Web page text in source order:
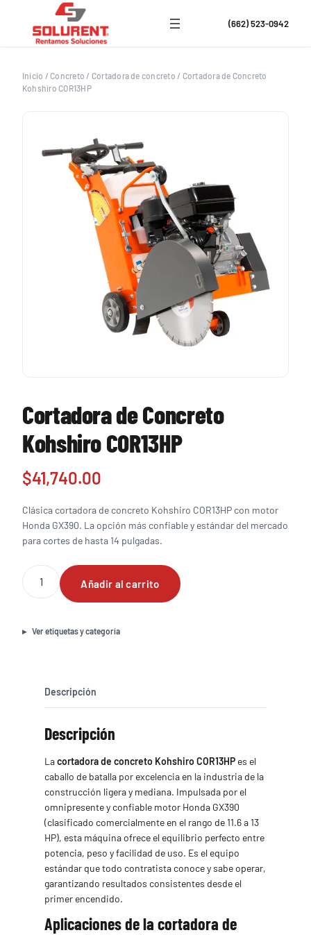
contenido
(662) 523-0942
Inicio /Concreto / Cortadora de concreto / Cortadora de Concreto
Kohshiro COR13HP
Cortadora de Concreto
Kohshiro COR13HP
$41,740.00
Clásica cortadora de concreto Kohshiro COR13HP con motor
Honda GX390. La opción más confiable y estándar del mercado
para cortes de hasta 14 pulgadas.
Cortadora
de
Concreto
COR13HP
Añadir al carrito
Ver etiquetas y categoría
Descripción
Descripción
Lacortadora de concreto Kohshiro COR13HP es el
caballo de batalla por excelencia en la industria de la
construcción ligera y mediana. Impulsada por el
omnipresente y confiable motor Honda GX390
(clasificado comercialmente en el rango de 11.6 a 13
HP), esta máquina ofrece el equilibrio perfecto entre
potencia, peso y facilidad de uso. Es el equipo
estándar que todo contratista conoce y sabe operar,
garantizando resultados consistentes desde el
primer encendido.
Aplicaciones de la cortadora de